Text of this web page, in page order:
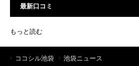
最新口コミ
もっと読む
ココシル池袋
池袋ニュース